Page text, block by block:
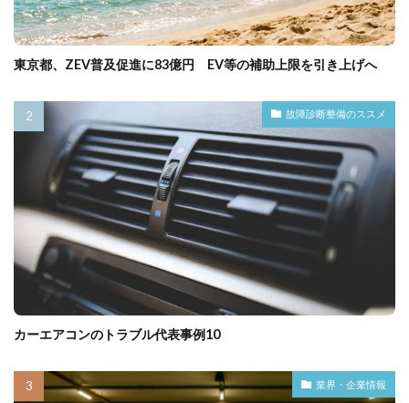
東京都、ZEV普及促進に83億円 EV等の補助上限を引き上げへ
故障診断整備のススメ
カーエアコンのトラブル代表事例10
業界・企業情報